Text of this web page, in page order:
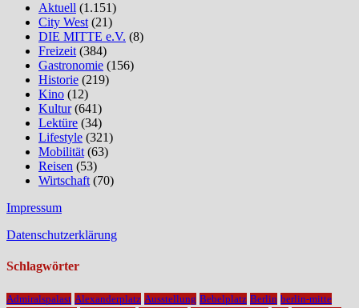
Aktuell (1.151)
City West (21)
DIE MITTE e.V. (8)
Freizeit (384)
Gastronomie (156)
Historie (219)
Kino (12)
Kultur(641)
Lektüre (34)
Lifestyle (321)
Mobilität (63)
Reisen (53)
Wirtschaft (70)
Impressum
Datenschutzerklärung
Schlagwörter
Admiralspalast Alexanderplatz Ausstellung Bebelplatz Berlin berlin-mitte